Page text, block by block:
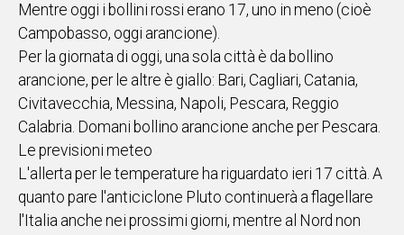
VIDEO
Vai
UNISCITI
AL CANALE
WHATSAPP
Mentre oggi i bollini rossi erano 17, uno in meno (cioè
Campobasso, oggi arancione).
Per la giornata di oggi, una sola città è da bollino
arancione, per le altre è giallo: Bari, Cagliari, Catania,
Civitavecchia, Messina, Napoli, Pescara, Reggio
Calabria. Domani bollino arancione anche per Pescara.
Le previsioni meteo
L'allerta per le temperature ha riguardato ieri 17 città. A
quanto pare l'anticiclone Pluto continuerà a flagellare
l'Italia anche nei prossimi giorni, mentre al Nord non